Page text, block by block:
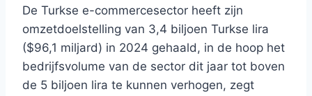
De Turkse e-commercesector heeft zijn
omzetdoelstelling van 3,4 biljoen Turkse lira
($96,1 miljard) in 2024 gehaald, in de hoop het
bedrijfsvolume van de sector dit jaar tot boven
de 5 biljoen lira te kunnen verhogen, zegt